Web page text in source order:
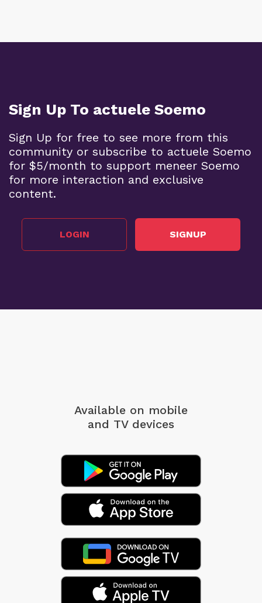
Sign Up To actuele Soemo
Sign Up for free to see more from this
community or subscribe to actuele Soemo
for $5/month to support meneer Soemo
for more interaction and exclusive
content.
LOGIN SIGNUP
Available on mobile
and TV devices